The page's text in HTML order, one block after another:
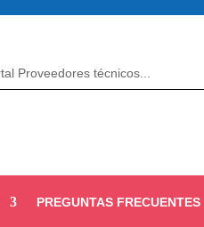
PREGUNTAS FRECUENTES